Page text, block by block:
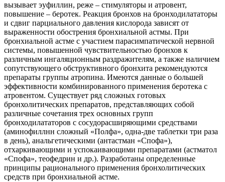
вызывает эуфиллин, реже – стимуляторы и атровент,
повышение – беротек. Реакция бронхов на бронходилататоры
и сдвиг парциального давления кислорода зависят от
выраженности обострения бронхиальной астмы. При
бронхиальной астме с участием парасимпатической нервной
системы, повышенной чувствительностью бронхов к
различным ингаляционным раздражителям, а также наличием
сопутствующего обструктивного бронхита рекомендуются
препараты группы атропина. Имеются данные о большей
эффективности комбинированного применения беротека с
атровентом. Существует ряд сложных готовых
бронхолитических препаратов, представляющих собой
различные сочетания трех основных групп
бронходилататоров с сосудорасширяющими средствами
(аминофиллнн сложный «Полфа», одна-две таблетки три раза
в день), анальгетическими (антастман «Спофа»),
отхаркивающими и успокаивающими препаратами (астматол
«Спофа», теофедрин и др.). Разработаны определенные
принципы рационального применения бронхолитических
средств при бронхиальной астме.